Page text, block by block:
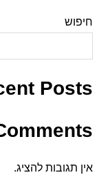
חיפוש
Posts
אין תגובות להציג.